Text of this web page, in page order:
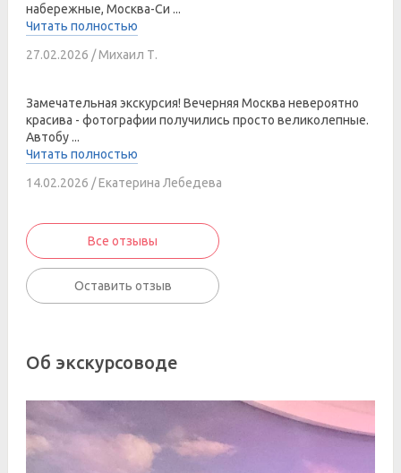
набережные, Москва-Си ...
Читать полностью
27.02.2026 / Михаил Т.
Замечательная экскурсия! Вечерняя Москва невероятно
красива - фотографии получились просто великолепные.
Автобу ...
Читать полностью
14.02.2026 / Екатерина Лебедева
Все отзывы
Оставить отзыв
Об экскурсоводе